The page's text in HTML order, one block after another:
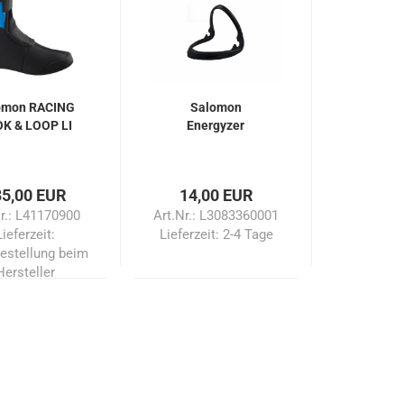
RACING
& LOOP LI
EUR
L41170900
beim
Salomon
Energyzer
14,00 EUR
Art.Nr.: L3083360001
Lieferzeit: 2-4 Tage